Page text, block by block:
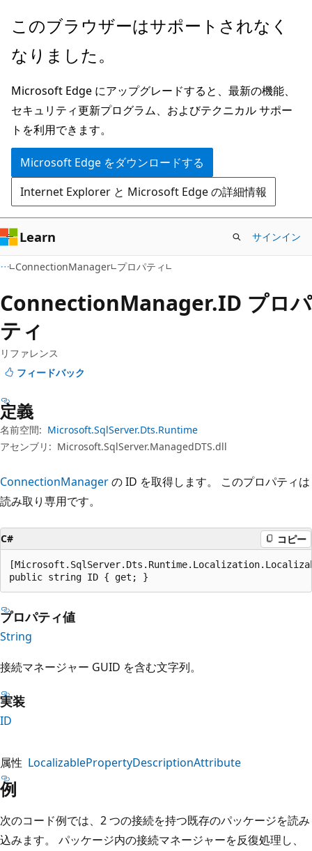
メ
ン
ン
テ
ン
ツ
に
ス
キ
ッ
プ
ペ
ジ
ナ
ビ
ゲ
ー
シ
ョ
ン
に
ス
キ
ッ
プ
このブラウザーはサポートされなく
なりました。
Microsoft Edge にアップグレードすると、最新の機能、
セキュリティ更新プログラム、およびテクニカル サポー
トを利用できます。
Microsoft Edge をダウンロードする
Internet Explorer と Microsoft Edge の詳細情報
Learn サインイン
ConnectionManager プロパティ
ConnectionManager.ID プロパ
ティ
リファレンス
フィードバック
定義
名前空間: Microsoft.SqlServer.Dts.Runtime
アセンブリ: Microsoft.SqlServer.ManagedDTS.dll
ConnectionManagerの ID を取得します。 このプロパティは
読み取り専用です。
C# コピー
public string ID { get; }
プロパティ値
String
接続マネージャー GUID を含む文字列。
実装
ID
属性 LocalizablePropertyDescriptionAttribute
例
次のコード例では、2 つの接続を持つ既存のパッケージを読み
込みます。 パッケージ内の接続マネージャーを反復処理し、